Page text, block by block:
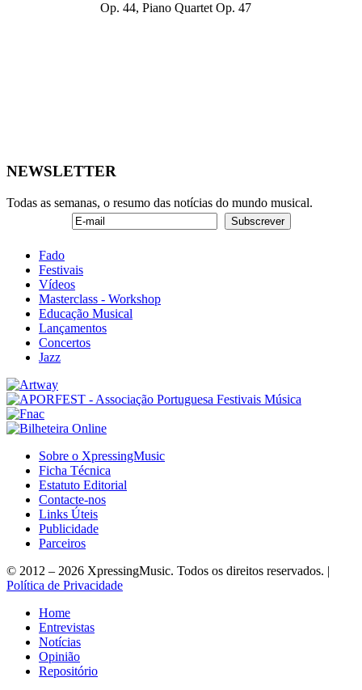
NEWSLETTER
Todas as semanas, o resumo das notícias do mundo musical.
Fado
Festivais
Vídeos
Masterclass - Workshop
Educação Musical
Lançamentos
Concertos
Jazz
Sobre o XpressingMusic
Ficha Técnica
Estatuto Editorial
Contacte-nos
Links Úteis
Publicidade
Parceiros
© 2012 – 2026 XpressingMusic. Todos os direitos reservados. |
Política de Privacidade
Home
Entrevistas
Notícias
Opinião
Repositório